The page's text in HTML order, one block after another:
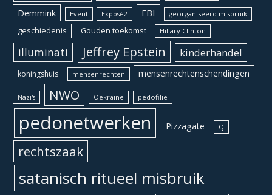
Demmink Event Exposé2 FBI georganiseerd misbruik
geschiedenis Gouden toekomst Hillary Clinton
illuminati Jeffrey Epstein kinderhandel
koningshuis mensenrechten mensenrechtenschendingen
Nazi's NWO Oekraïne pedofilie
pedonetwerken Pizzagate Q
rechtszaak
satanisch ritueel misbruik